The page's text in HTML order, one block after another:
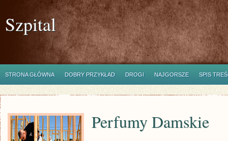
Szpital
STRONA GŁÓWNA DOBRY PRZYKŁAD DROGI NAJGORSZE SPIS
Perfumy Damskie